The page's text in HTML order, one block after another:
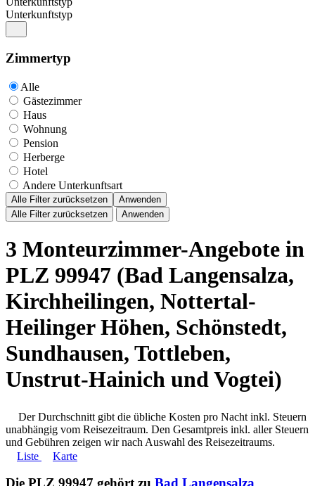
Unterkunftstyp
Zimmertyp
Alle
Gästezimmer
Haus
Wohnung
Pension
Herberge
Hotel
Andere Unterkunftsart
Alle Filter zurücksetzen
Anwenden
Alle Filter zurücksetzen
Anwenden
3 Monteurzimmer-Angebote in
PLZ 99947 (Bad Langensalza,
Kirchheilingen, Nottertal-
Heilinger Höhen, Schönstedt,
Sundhausen, Tottleben,
Unstrut-Hainich und Vogtei)
Der Durchschnitt gibt die übliche Kosten pro Nacht inkl. Steuern
unabhängig vom Reisezeitraum. Den Gesamtpreis inkl. aller Steuern
und Gebühren zeigen wir nach Auswahl des Reisezeitraums.
Liste
Karte
Die PLZ 99947 gehört zu Bad Langensalza